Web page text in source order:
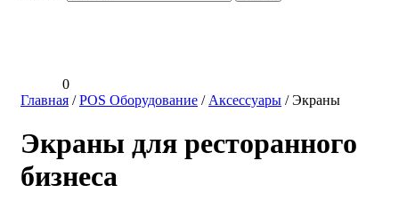
0
Главная /POS Оборудование / Аксессуары /Экраны
Экраны для ресторанного
бизнеса